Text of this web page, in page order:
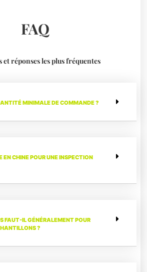
FAQ
et réponses les plus fréquentes
MINIMALE DE COMMANDE ?
EN CHINE POUR UNE INSPECTION
FAUT-IL GÉNÉRALEMENT POUR
?